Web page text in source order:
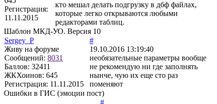
Регистрация:
11.11.2015
кто мешал делать подгрузку в дбф файлах,
которые легко открываются любыми
редакторами таблиц.
Шаблон МКД-УО. Версия 10
Sergey_P
Живу на форуме
Сообщений: 8031
Баллов: 32411
ЖКХоинов: 645
Регистрация: 11.11.2015
#
19.10.2016 13:19:40
необязательные параметры вообще
не рекомендую ни где заполнять
нынче, чую их еще сто раз
поменяют
Ошибки в ГИС (эмоции пост)
#